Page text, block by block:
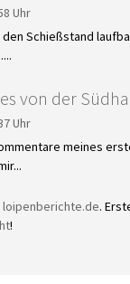
Uhr
den Schießstand
von der
Uhr
meines
loipenberichte.de.
!